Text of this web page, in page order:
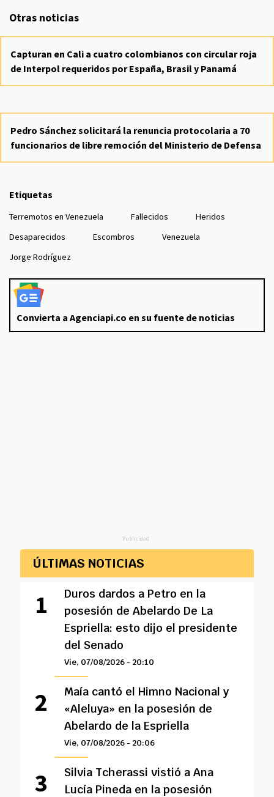
Otras noticias
Capturan en Cali a cuatro colombianos con circular roja
de Interpol requeridos por España, Brasil y Panamá
Pedro Sánchez solicitará la renuncia protocolaria a 70
funcionarios de libre remoción del Ministerio de Defensa
Etiquetas
Terremotos en Venezuela Fallecidos
Heridos
Desaparecidos
Escombros
Venezuela
Jorge Rodríguez
Convierta a Agenciapi.co en su fuente de noticias
Publicidad
ÚLTIMAS NOTICIAS
Duros dardos a Petro en la
posesión de Abelardo De La
Espriella: esto dijo el presidente
del Senado
Vie, 07/08/2026 - 20:10
Maía cantó el Himno Nacional y
«Aleluya» en la posesión de
Abelardo de la Espriella
Vie, 07/08/2026 - 20:06
Silvia Tcherassi vistió a Ana
Lucía Pineda en la posesión